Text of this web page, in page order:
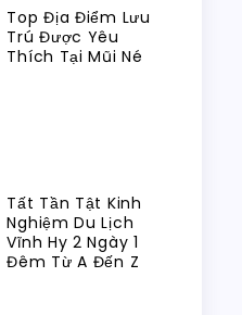
Top Địa Điểm Lưu
Trú Được Yêu
Thích Tại Mũi Né
Tất Tần Tật Kinh
Nghiệm Du Lịch
Vĩnh Hy 2 Ngày 1
Đêm Từ A Đến Z